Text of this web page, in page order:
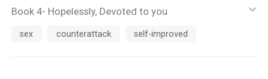
Book 4- Hopelessly, Devoted to you
ic_default
sex counterattack self-improved